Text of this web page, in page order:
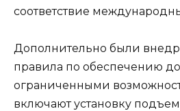
соответствие
Дополнительно были
правила по обеспечению
ограниченными
включают установку